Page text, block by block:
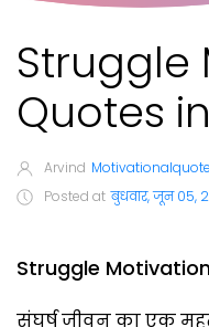
Struggle
Quotes
Arvind
Posted at बुधवार, जून 05,
Struggle
संघर्ष जीवन का एक